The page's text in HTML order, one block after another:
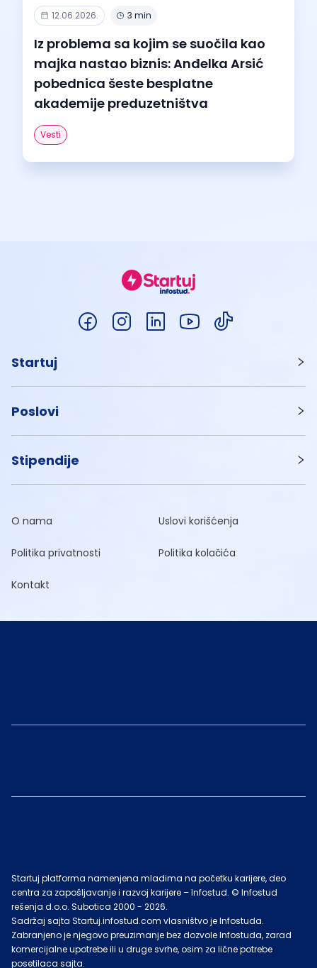
12.06.2026. 3 min
Iz problema sa kojim se suočila kao
majka nastao biznis: Anđelka Arsić
pobednica šeste besplatne
akademije preduzetništva
Vesti
Startuj
Poslovi
Stipendije
O nama Uslovi korišćenja
Politika privatnosti Politika kolačića
Kontakt
Startuj platforma namenjena mladima na početku karijere, deo
centra za zapošljavanje i razvoj karijere – Infostud. © Infostud
rešenja d.o.o. Subotica 2000 - 2026.
Sadržaj sajta Startuj.infostud.com vlasništvo je Infostuda.
Zabranjeno je njegovo preuzimanje bez dozvole Infostuda, zarad
komercijalne upotrebe ili u druge svrhe, osim za lične potrebe
posetilaca sajta.